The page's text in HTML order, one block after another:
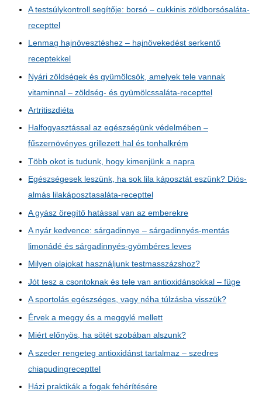
A testsúlykontroll segítője: borsó – cukkinis zöldborsósaláta-
recepttel
Lenmag hajnövesztéshez – hajnövekedést serkentő
receptekkel
Nyári zöldségek és gyümölcsök, amelyek tele vannak
vitaminnal – zöldség- és gyümölcssaláta-recepttel
Artritiszdiéta
Halfogyasztással az egészségünk védelmében –
fűszernövényes grillezett hal és tonhalkrém
Több okot is tudunk, hogy kimenjünk a napra
Egészségesek leszünk, ha sok lila káposztát eszünk? Diós-
almás lilakáposztasaláta-recepttel
A gyász öregítő hatással van az emberekre
A nyár kedvence: sárgadinnye – sárgadinnyés-mentás
limonádé és sárgadinnyés-gyömbéres leves
Milyen olajokat használjunk testmasszázshoz?
Jót tesz a csontoknak és tele van antioxidánsokkal – füge
A sportolás egészséges, vagy néha túlzásba visszük?
Érvek a meggy és a meggylé mellett
Miért előnyös, ha sötét szobában alszunk?
A szeder rengeteg antioxidánst tartalmaz – szedres
chiapudingrecepttel
Házi praktikák a fogak fehérítésére